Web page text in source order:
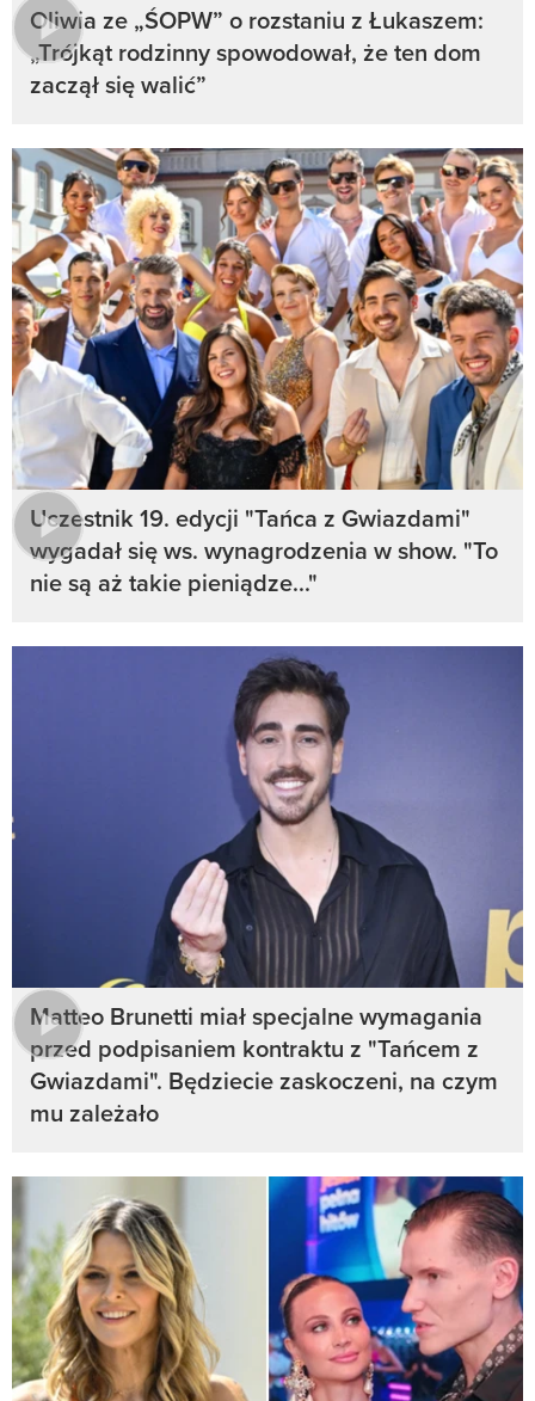
Oliwia ze „ŚOPW” o rozstaniu z Łukaszem:
„Trójkąt rodzinny spowodował, że ten dom
zaczął się walić”
Uczestnik 19. edycji "Tańca z Gwiazdami"
wygadał się ws. wynagrodzenia w show. "To
nie są aż takie pieniądze..."
Matteo Brunetti miał specjalne wymagania
przed podpisaniem kontraktu z "Tańcem z
Gwiazdami". Będziecie zaskoczeni, na czym
mu zależało